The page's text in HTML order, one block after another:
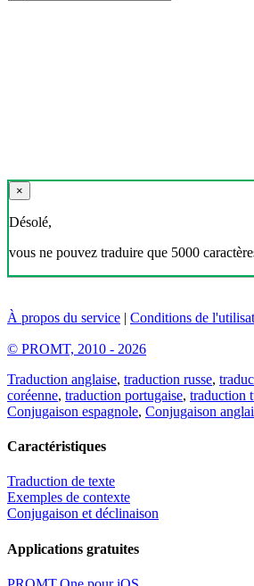
×
Désolé,
vous ne pouvez traduire que 5000
À propos du service | Conditions de
© PROMT, 2010 - 2026
Traduction anglaise, traduction russe,
coréenne, traduction portugaise, traduction
Conjugaison espagnole, Conjugaison
Caractéristiques
Traduction de texte
Exemples de contexte
Conjugaison et déclinaison
Applications gratuites